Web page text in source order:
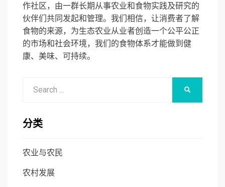
作社区，由一群长期从事农业和食物实践及研究的
伙伴们共同发起和管理。我们相信，让消费者了解
食物的来源，为生态农业从业者创造一个公平公正
的市场和社会环境，我们的食物体系才能做到健
康、美味、可持续。
分类
农业与农民
农村发展